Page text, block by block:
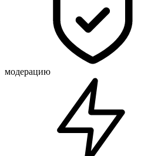
модерацию